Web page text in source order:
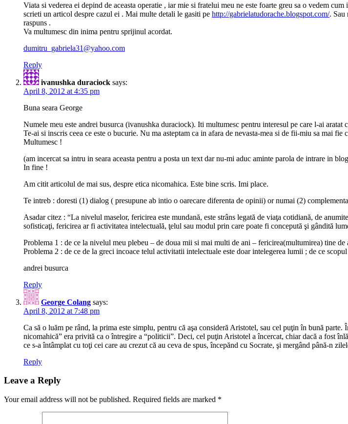
Viata si vederea ei depind de aceasta operatie , iar mie si fratelui meu ne este foarte greu sa o vedem
scrieti un articol despre cazul ei . Mai multe detali le gasiti pe http://gabrielatudorache.blogspot.com/. Sau
raspuns .
Va multumesc din inima pentru sprijinul acordat.
dumitru_gabriela31@yahoo.com
Reply
ivanushka duraciock says:
April 8, 2012 at 4:35 pm
Buna seara George
Numele meu este andrei busurca (ivanushka duraciock). Iti multumesc pentru interesul pe care l-ai
Te-ai si inscris ceea ce este o bucurie. Nu ma asteptam ca in afara de nevasta-mea si de fii-miu sa mai
Multumesc !
(am incercat sa intru in seara aceasta pentru a posta un text dar nu-mi aduc aminte parola de intrare in
In fine !
Am citit articolul de mai sus, despre etica nicomahica. Este bine scris. Imi place.
Te intreb : doresti (1) dialog ( presupune ab intio o oarecare diferenta de opinii) or numai (2)
Asadar citez : “La nivelul maselor, fericirea este mundană, este strâns legată de viaţa cotidiană, de
sofisticaţi, fericirea ar fi activitatea intelectuală, ţelul sau modul prin care poate fi concepută şi gândită
Problema 1 : de ce la nivelul meu plebeu – de doua mii si mai multi de ani – fericirea(multumirea) tine
Problema 2 : de ce de la greci incoace telul activitatii intelectuale este doar intelegerea lumii ; de ce
andrei busurca
Reply
George Colang says:
April 8, 2012 at 7:48 pm
Ca să o luăm pe rând, la prima este simplu, pentru că aşa consideră Aristotel, sau cel puţin în bună
nicomahică” era privită ca o întregire a “politicii”. Deci, cel puţin Aristotel a încercat, chiar dacă a fost
ce s-a întâmplat cu toţi cei care au crezut că au ceva de spus, începănd cu Socrate, şi mergând până-n
Reply
Leave a Reply
Your email address will not be published. Required fields are marked *